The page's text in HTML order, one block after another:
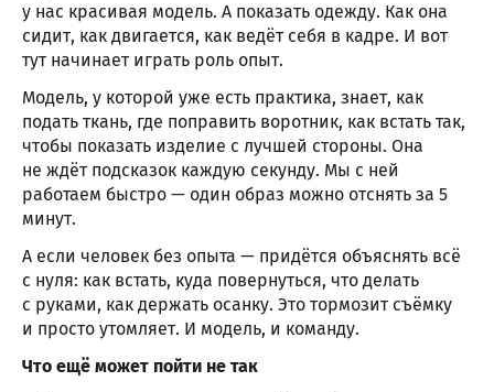
у нас красивая модель. А показать одежду. Как она
сидит, как двигается, как ведёт себя в кадре. И вот
тут начинает играть роль опыт.
Модель, у которой уже есть практика, знает, как
подать ткань, где поправить воротник, как встать так,
чтобы показать изделие с лучшей стороны. Она
не ждёт подсказок каждую секунду. Мы с ней
работаем быстро — один образ можно отснять за 5
минут.
А если человек без опыта — придётся объяснять всё
с нуля: как встать, куда повернуться, что делать
с руками, как держать осанку. Это тормозит съёмку
и просто утомляет. И модель, и команду.
Что ещё может пойти не так